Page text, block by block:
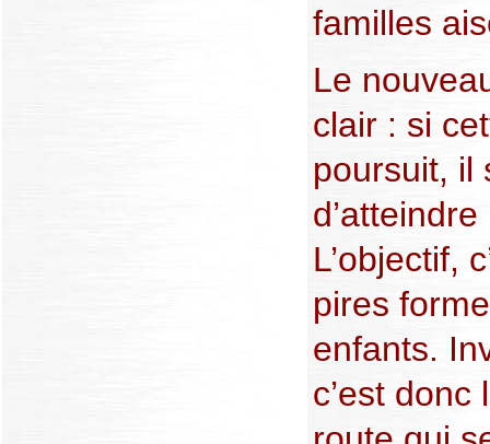
familles
Le
clair : si
poursuit, il
L’objectif,
pires
enfants.
c’est